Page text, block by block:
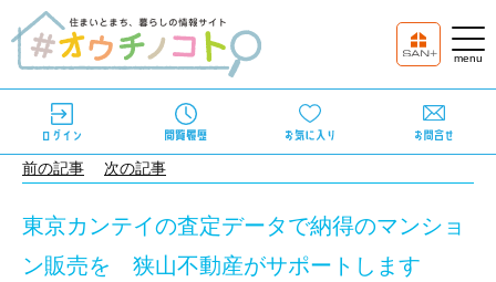
前の記事 次の記事
東京カンテイの査定データで納得のマンショ
ン販売を 狭山不動産がサポートします